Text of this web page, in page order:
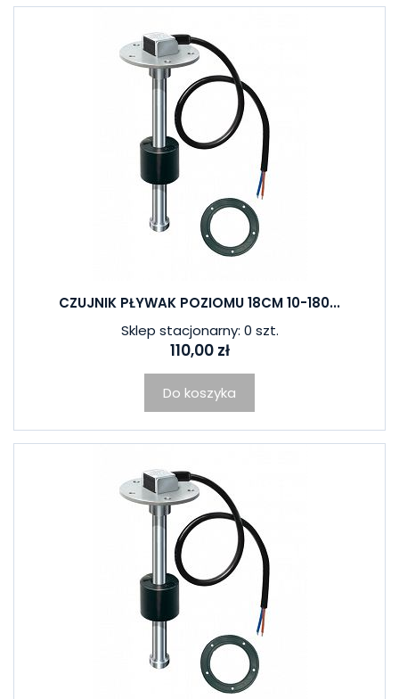
CZUJNIK PŁYWAK POZIOMU 18CM 10-180...
Sklep stacjonarny: 0 szt.
110,00 zł
Do koszyka